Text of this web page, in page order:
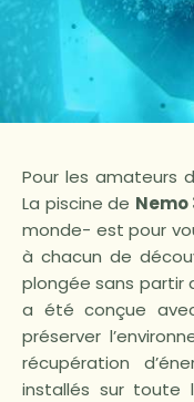
Pour les amateurs
La piscine de Nemo
monde- est pour
à chacun de
plongée sans partir
a été conçue
préserver
récupération
installés sur toute